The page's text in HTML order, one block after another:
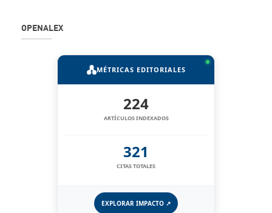
OPENALEX
MÉTRICAS EDITORIALES
224
ARTÍCULOS INDEXADOS
321
CITAS TOTALES
EXPLORAR IMPACTO ↗